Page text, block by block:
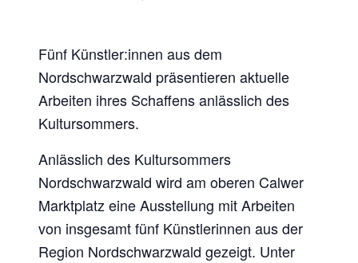
Fünf Künstler:innen aus dem
Nordschwarzwald präsentieren aktuelle
Arbeiten ihres Schaffens anlässlich des
Kultursommers.
Anlässlich des Kultursommers
Nordschwarzwald wird am oberen Calwer
Marktplatz eine Ausstellung mit Arbeiten
von insgesamt fünf Künstlerinnen aus der
Region Nordschwarzwald gezeigt. Unter